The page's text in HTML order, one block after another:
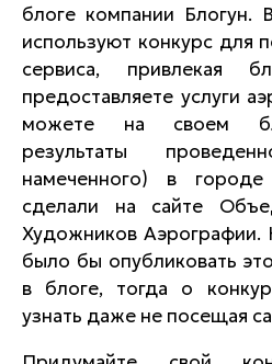
блоге компании Блогун.
используют конкурс для
сервиса, привлекая
предоставляете услуги
можете на своем
результаты
намеченного) в
сделали на сайте
Художников Аэрографии.
было бы опубликовать
в блоге, тогда о
узнать даже не посещая